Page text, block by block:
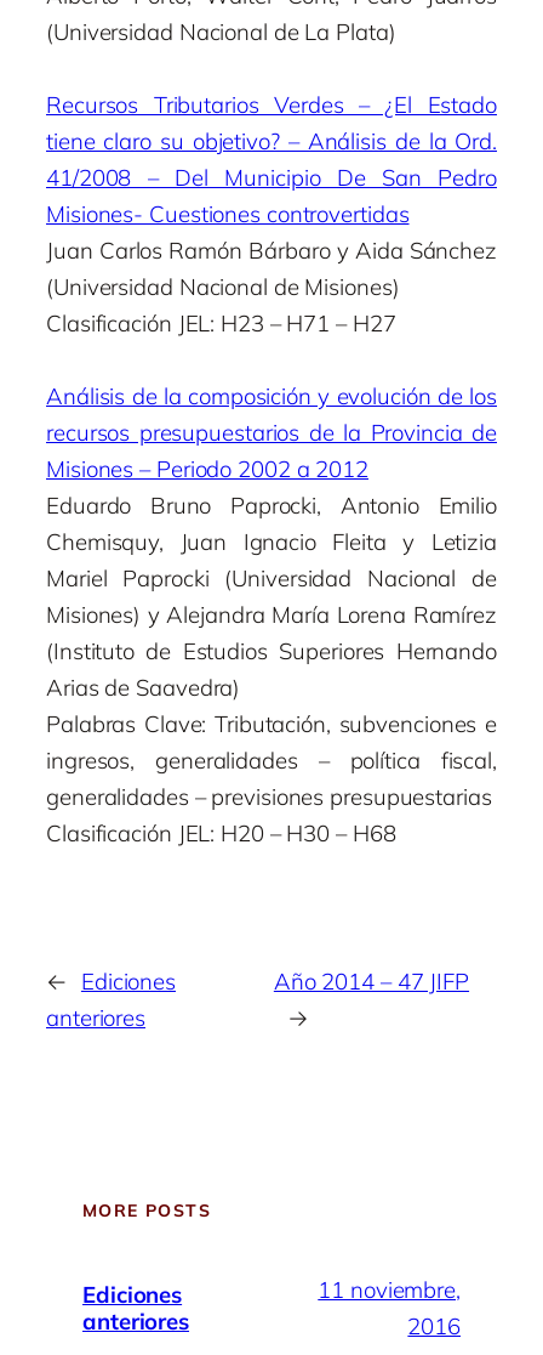
(Universidad Nacional de La Plata)
Recursos Tributarios Verdes – ¿El Estado
tiene claro su objetivo? – Análisis de la Ord.
41/2008 – Del Municipio De San Pedro
Misiones- Cuestiones controvertidas
Juan Carlos Ramón Bárbaro y Aida Sánchez
(Universidad Nacional de Misiones)
Clasificación JEL: H23 – H71 – H27
Análisis de la composición y evolución de los
recursos presupuestarios de la Provincia de
Misiones – Periodo 2002 a 2012
Eduardo Bruno Paprocki, Antonio Emilio
Chemisquy, Juan Ignacio Fleita y Letizia
Mariel Paprocki (Universidad Nacional de
Misiones) y Alejandra María Lorena Ramírez
(Instituto de Estudios Superiores Hernando
Arias de Saavedra)
Palabras Clave: Tributación, subvenciones e
ingresos, generalidades – política fiscal,
generalidades – previsiones presupuestarias
Clasificación JEL: H20 – H30 – H68
← Ediciones
anteriores
Año 2014 – 47 JIFP
→
MORE POSTS
Ediciones
anteriores
11 noviembre,
2016